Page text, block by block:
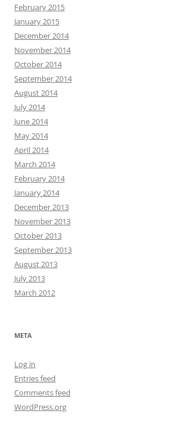
February 2015
January 2015
December 2014
November 2014
October 2014
September 2014
August 2014
July 2014
June 2014
May 2014
April 2014
March 2014
February 2014
January 2014
December 2013
November 2013
October 2013
September 2013
August 2013
July 2013
March 2012
META
Log in
Entries feed
Comments feed
WordPress.org